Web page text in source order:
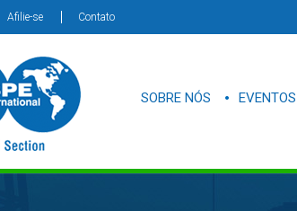
Afilie-se Contato
SOBRE NÓS EVENTOS